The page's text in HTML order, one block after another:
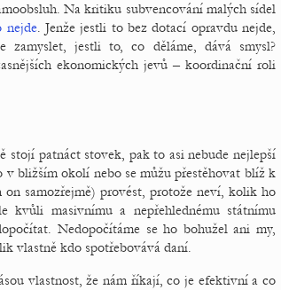
Na kritiku subvencování malých sídel
nejde. Jenže jestli to bez dotací opravdu nejde,
jestli to, co děláme, dává smysl?
ekonomických jevů – koordinační roli
stojí patnáct stovek, pak to asi nebude nejlepší
bližším okolí nebo se můžu přestěhovat blíž k
samozřejmě) provést, protože neví, kolik ho
kvůli masivnímu a nepřehlednému státnímu
Nedopočítáme se ho bohužel ani my,
vlastně kdo spotřebovává daní.
vlastnost, že nám říkají, co je efektivní a co